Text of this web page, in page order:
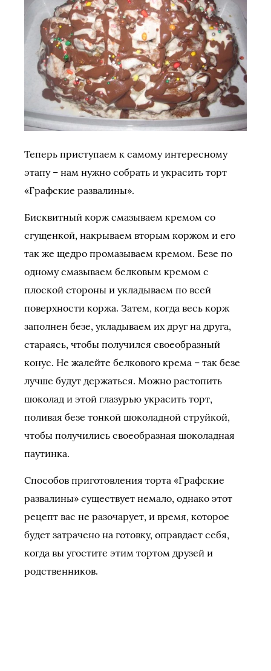
Теперь приступаем к самому интересному
этапу – нам нужно собрать и украсить торт
«Графские развалины».
Бисквитный корж смазываем кремом со
сгущенкой, накрываем вторым коржом и его
так же щедро промазываем кремом. Безе по
одному смазываем белковым кремом с
плоской стороны и укладываем по всей
поверхности коржа. Затем, когда весь корж
заполнен безе, укладываем их друг на друга,
стараясь, чтобы получился своеобразный
конус. Не жалейте белкового крема – так безе
лучше будут держаться. Можно растопить
шоколад и этой глазурью украсить торт,
поливая безе тонкой шоколадной струйкой,
чтобы получились своеобразная шоколадная
паутинка.
Способов приготовления торта «Графские
развалины» существует немало, однако этот
рецепт вас не разочарует, и время, которое
будет затрачено на готовку, оправдает себя,
когда вы угостите этим тортом друзей и
родственников.